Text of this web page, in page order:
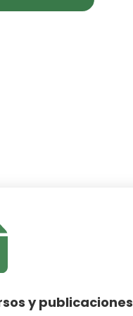
y publicaciones